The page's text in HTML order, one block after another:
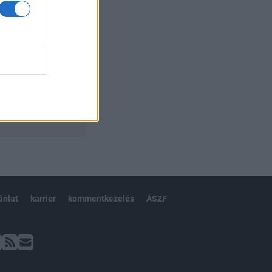
karrier kommentkezelés ÁSZF